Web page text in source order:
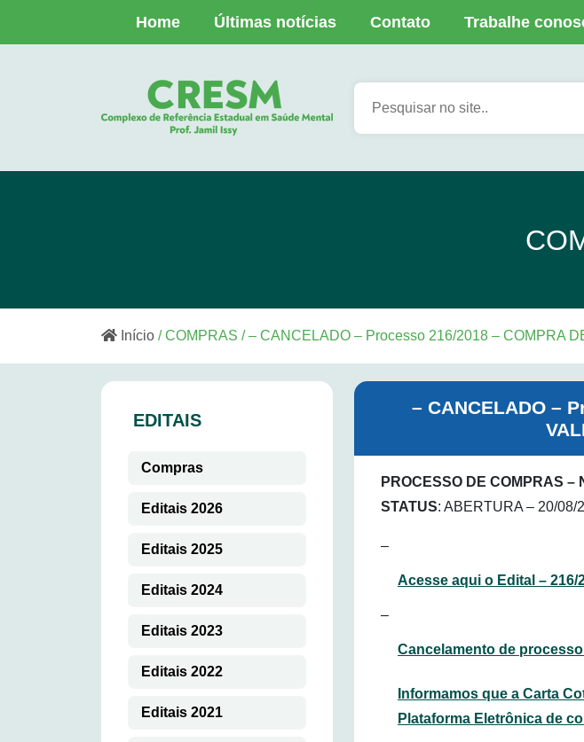
Home Últimas notícias Contato Trabalhe
Início / COMPRAS / – CANCELADO – Processo 216/2018 – COMPRA
EDITAIS
Compras
Editais 2026
Editais 2025
Editais 2024
Editais 2023
Editais 2022
Editais 2021
– CANCELADO –
P ROCESSO DE COMPRAS –
STATUS: ABERTURA – 20/
–
Acesse aqui o Edital – 216/
–
Cancelamento de processo
Informamos que a Carta
Plataforma Eletrônica de